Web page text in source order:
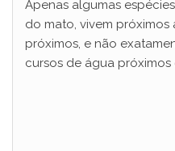
Apenas algumas
do mato, vivem próximos
próximos, e não
cursos de água